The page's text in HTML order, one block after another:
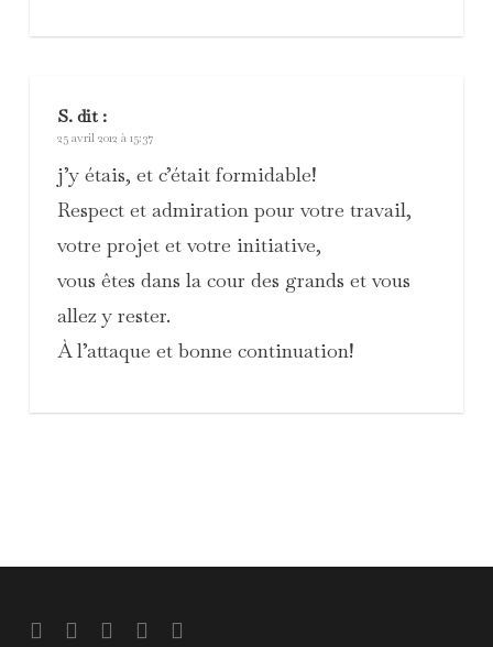
S.dit :
25 avril 2012 à 15:37
j’y étais, et c’était formidable!
Respect et admiration pour votre travail,
votre projet et votre initiative,
vous êtes dans la cour des grands et vous
allez y rester.
À l’attaque et bonne continuation!
twitterfacebookvimeo pinterestsoundcloud